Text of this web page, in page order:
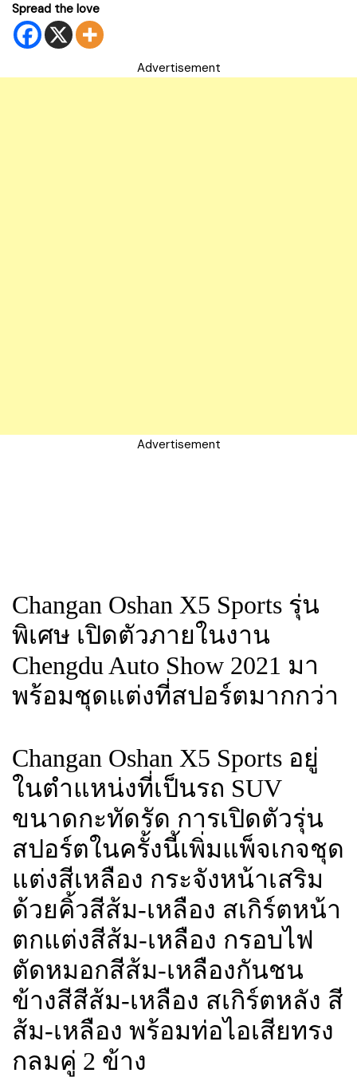
Spread the love
Advertisement
Advertisement
Changan Oshan X5 Sports รุ่น
พิเศษ เปิดตัวภายในงาน
Chengdu Auto Show 2021 มา
พร้อมชุดแต่งที่สปอร์ตมากกว่า
Changan Oshan X5 Sports อยู่
ในตำแหน่งที่เป็นรถ SUV
ขนาดกะทัดรัด การเปิดตัวรุ่น
สปอร์ตในครั้งนี้เพิ่มแพ็จเกจชุด
แต่งสีเหลือง กระจังหน้าเสริม
ด้วยคิ้วสีส้ม-เหลือง สเกิร์ตหน้า
ตกแต่งสีส้ม-เหลือง กรอบไฟ
ตัดหมอกสีส้ม-เหลืองกันชน
ข้างสีสีส้ม-เหลือง สเกิร์ตหลัง สี
ส้ม-เหลือง พร้อมท่อไอเสียทรง
กลมคู่ 2 ข้าง